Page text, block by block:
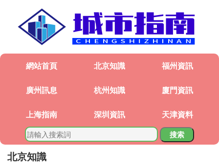
網站首頁 北京知識 福州資訊
廣州訊息 杭州知識 廈門資訊
上海指南 深圳資訊 天津資料
搜索
北京知識